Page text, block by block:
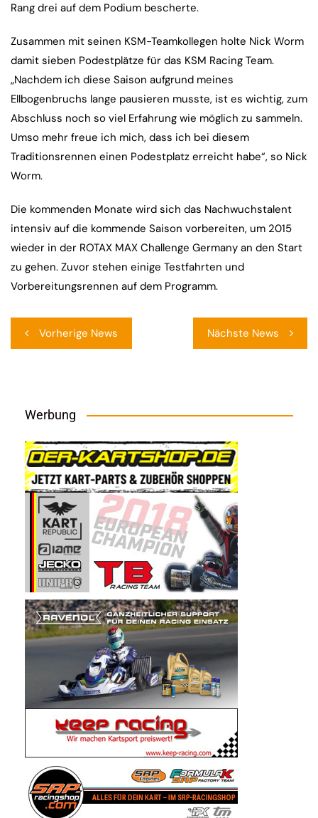
Rang drei auf dem Podium bescherte.
Zusammen mit seinen KSM-Teamkollegen holte Nick Worm
damit sieben Podestplätze für das KSM Racing Team.
„Nachdem ich diese Saison aufgrund meines
Ellbogenbruchs lange pausieren musste, ist es wichtig, zum
Abschluss noch so viel Erfahrung wie möglich zu sammeln.
Umso mehr freue ich mich, dass ich bei diesem
Traditionsrennen einen Podestplatz erreicht habe“, so Nick
Worm.
Die kommenden Monate wird sich das Nachwuchstalent
intensiv auf die kommende Saison vorbereiten, um 2015
wieder in der ROTAX MAX Challenge Germany an den Start
zu gehen. Zuvor stehen einige Testfahrten und
Vorbereitungsrennen auf dem Programm.
Vorherige News Nächste News
Werbung